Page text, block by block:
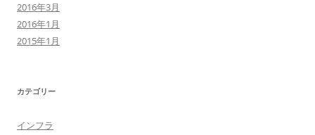
2016年3月
2016年1月
2015年1月
カテゴリー
インフラ